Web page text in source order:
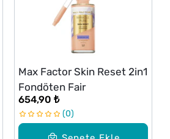
Max Factor Skin Reset 2in1
Fondöten Fair
654,90 ₺
0